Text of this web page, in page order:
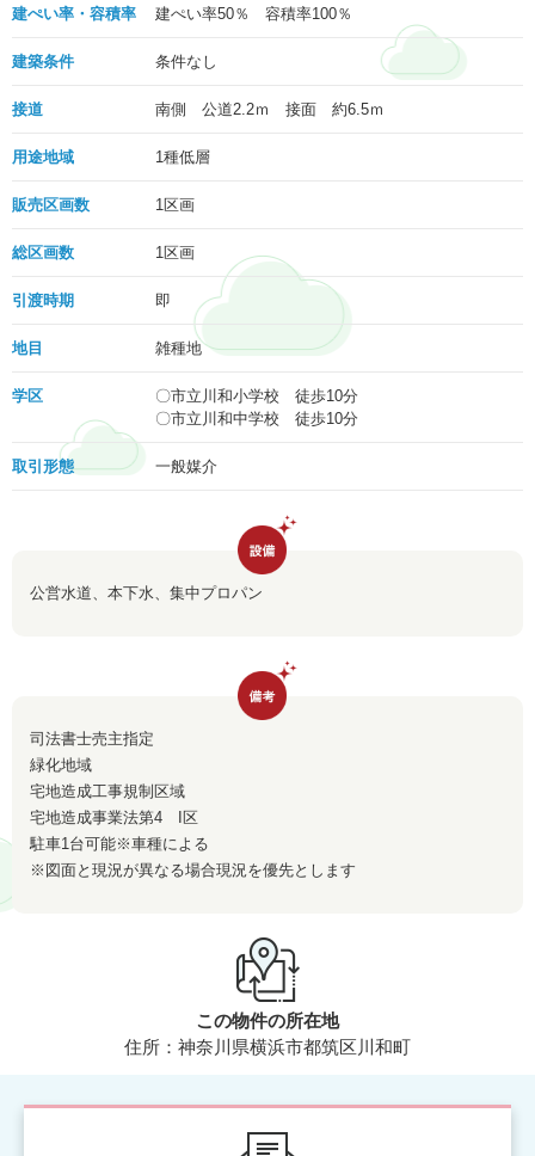
建ぺい率・容積率 建ぺい率50％ 容積率100％
建築条件 条件なし
接道 南側 公道2.2ｍ 接面 約6.5ｍ
用途地域 1種低層
販売区画数 1区画
総区画数 1区画
引渡時期 即
地目 雑種地
学区
〇市立川和小学校 徒歩10分
〇市立川和中学校 徒歩10分
取引形態 一般媒介
公営水道、本下水、集中プロパン
司法書士売主指定
緑化地域
宅地造成工事規制区域
宅地造成事業法第4 I区
駐車1台可能※車種による
※図面と現況が異なる場合現況を優先とします
この物件の所在地
住所：神奈川県横浜市都筑区川和町